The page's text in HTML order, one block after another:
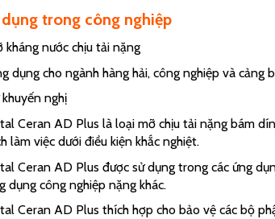
trong công nghiệp
kháng nước chịu tải nặng
dụng cho ngành hàng hải, công nghiệp và cảng
khuyến nghị
Ceran AD Plus là loại mỡ chịu tải nặng bám
làm việc dưới điều kiện khắc nghiệt.
Ceran AD Plus được sử dụng trong các ứng
dụng công nghiệp nặng khác.
Ceran AD Plus thích hợp cho bảo vệ các bộ